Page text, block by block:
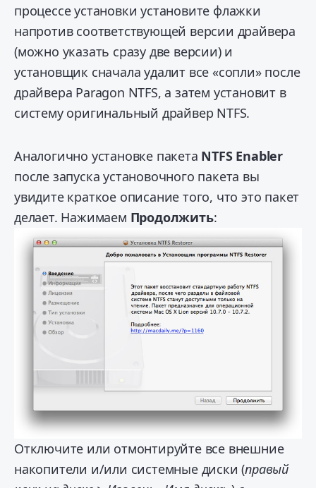
процессе установки установите флажки
напротив соответствующей версии драйвера
(можно указать сразу две версии) и
установщик сначала удалит все «сопли» после
драйвера Paragon NTFS, а затем установит в
систему оригинальный драйвер NTFS.
Аналогично установке пакета NTFS Enabler
после запуска установочного пакета вы
увидите краткое описание того, что это пакет
делает. Нажимаем Продолжить:
Отключите или отмонтируйте все внешние
накопители и/или системные диски (правый